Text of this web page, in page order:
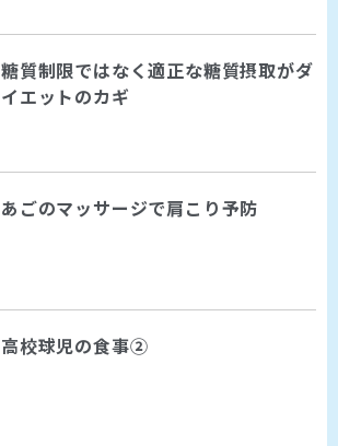
糖質制限ではなく適正な糖質摂取がダ
イエットのカギ
あごのマッサージで肩こり予防
高校球児の食事②